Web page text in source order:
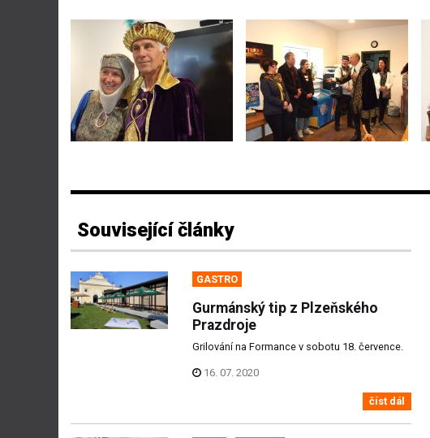
Související články
GASTRO
Gurmánský tip z Plzeňského
Prazdroje
Grilování na Formance v sobotu 18. července.
16. 07. 2020
číst dál